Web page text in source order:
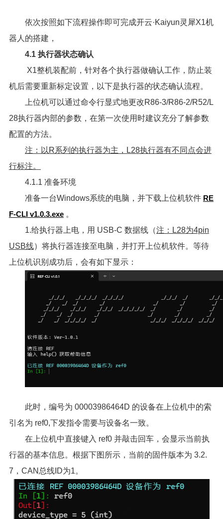
依次按照如下流程操作即可完成开云·Kaiyun灵犀X1机
器人的搭建，
4.1 执行器状态确认
X1整机装配前，针对各个执行器做确认工作，防止装
机后需要重新标定设置，以下是执行器的状态确认流程。
上位机可以通过命令行显式地更改R86-3/R86-2/R52/L
28执行器内部的参数，在第一次使用时建议充分了解参数
配置的方法。
注：以R系列的执行器为主，L28执行器有不同点会进
行标注。
4.1.1 准备环境
准备一台Windows系统的电脑，并下载上位机软件 RE
F-CLI v1.0.3.exe。
1.给执行器上电，用 USB-C 数据线（注：L28为4pin
USB线）将执行器连接至电脑，并打开上位机软件。等待
上位机识别成功后，会有如下显示：
此时，编号为 00003986464D 的设备在上位机中的索
引名为 ref0,下发指令需要与设备名一致。
在上位机中直接键入 ref0 并敲击回车，会显示当前执
行器的基本信息。根据下图所示，当前的固件版本为 3.2.
7，CAN总线ID为1。